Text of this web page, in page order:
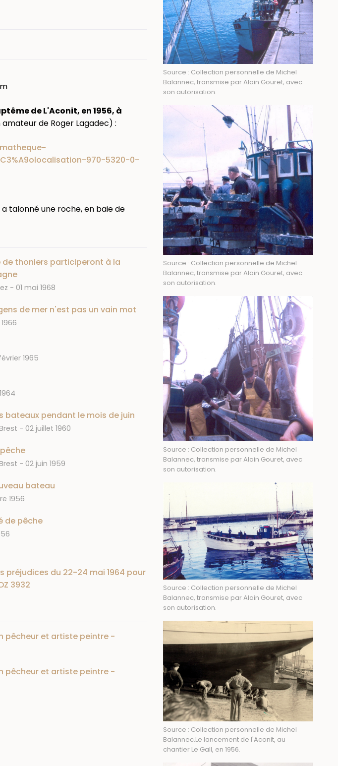
de L'Aconit, en 1956, à
de Roger Lagadec) :
970-5320-0-
talonné une roche, en baie de
de thoniers participeront à la
Date
01 mai 1968
de mer n'est pas un vain mot
1965
bateaux pendant le mois de juin
Date
02 juillet 1960
Date
02 juin 1959
bateau
1956
de pêche
préjudices du 22-24 mai 1964 pour
3932
pêcheur et artiste peintre -
pêcheur et artiste peintre -
Source : Collection personnelle de Michel
Balannec, transmise par Alain Gouret, avec
son autorisation.
Source : Collection personnelle de Michel
Balannec, transmise par Alain Gouret, avec
son autorisation.
Source : Collection personnelle de Michel
Balannec, transmise par Alain Gouret, avec
son autorisation.
Source : Collection personnelle de Michel
Balannec, transmise par Alain Gouret, avec
son autorisation.
Source : Collection personnelle de Michel
Balannec.Le lancement de l'Aconit, au
chantier Le Gall, en 1956.